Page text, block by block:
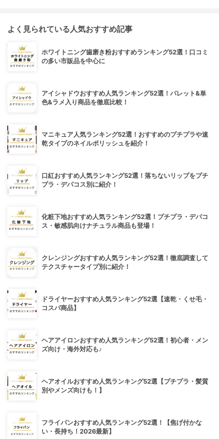
よく見られている人気おすすめ記事
ホワイトニング歯磨き粉おすすめランキング52選！口コミ
の多い市販品を中心に
アイシャドウおすすめ人気ランキング52選！パレット&単
色&ラメ入り商品を徹底比較！
マニキュア人気ランキング52選！おすすめのプチプラや速
乾タイプのネイルポリッシュを紹介！
口紅おすすめ人気ランキング52選！落ちないリップをプチ
プラ・デパコス別に紹介！
化粧下地おすすめ人気ランキング52選！プチプラ・デパコ
ス・敏感肌向けナチュラル商品も登場！
クレンジングおすすめ人気ランキング52選！徹底調査して
テクスチャータイプ別に紹介！
ドライヤーおすすめ人気ランキング52選【速乾・くせ毛・
コスパ商品】
ヘアアイロンおすすめ人気ランキング52選！初心者・メン
ズ向け・海外対応も♪
ヘアオイルおすすめ人気ランキング52選【プチプラ・髪質
別やメンズ向けも！】
フライパンおすすめ人気ランキング52選！【焦げ付かな
い・長持ち！2026最新】